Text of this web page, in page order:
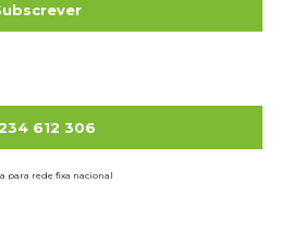
612 306
para rede fixa nacional